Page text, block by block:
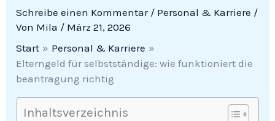
Schreibe einen Kommentar / Personal & Karriere /
Von Mila / März 21, 2026
Start
Personal & Karriere
Elterngeld für selbstständige: wie funktioniert die
beantragung richtig
Inhaltsverzeichnis